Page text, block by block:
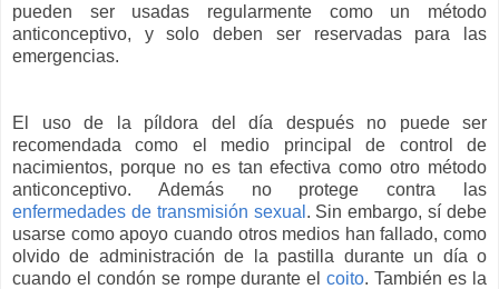
pueden ser usadas regularmente como un método
anticonceptivo, y solo deben ser reservadas para las
emergencias.
El uso de la píldora del día después no puede ser
recomendada como el medio principal de control de
nacimientos, porque no es tan efectiva como otro método
anticonceptivo. Además no protege contra las
enfermedades de transmisión sexual . Sin embargo, sí debe
usarse como apoyo cuando otros medios han fallado, como
olvido de administración de la pastilla durante un día o
cuando el condón se rompe durante elcoito. También es la